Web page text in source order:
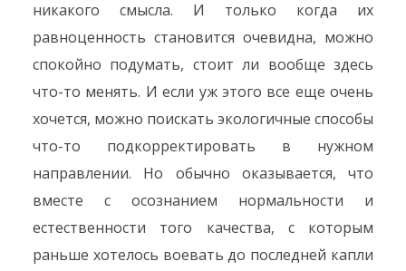
никакого смысла. И только когда их
равноценность становится очевидна, можно
спокойно подумать, стоит ли вообще здесь
что-то менять. И если уж этого все еще очень
хочется, можно поискать экологичные способы
что-то подкорректировать в нужном
направлении. Но обычно оказывается, что
вместе с осознанием нормальности и
естественности того качества, с которым
раньше хотелось воевать до последней капли